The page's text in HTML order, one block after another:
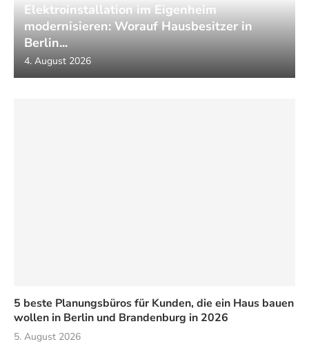
5 beste Planungsbüros für Kunden, die ein Haus bauen
wollen in Berlin und Brandenburg in 2026
5. August 2026
Elektroinstallation im Eigenheim
modernisieren: Worauf Hausbesitzer in
Berlin...
4. August 2026